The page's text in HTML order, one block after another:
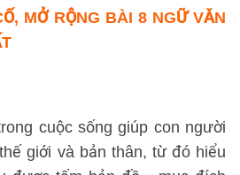
MỞ RỘNG BÀI 8 NGỮ VĂN
cuộc sống giúp con người
giới và bản thân, từ đó hiểu